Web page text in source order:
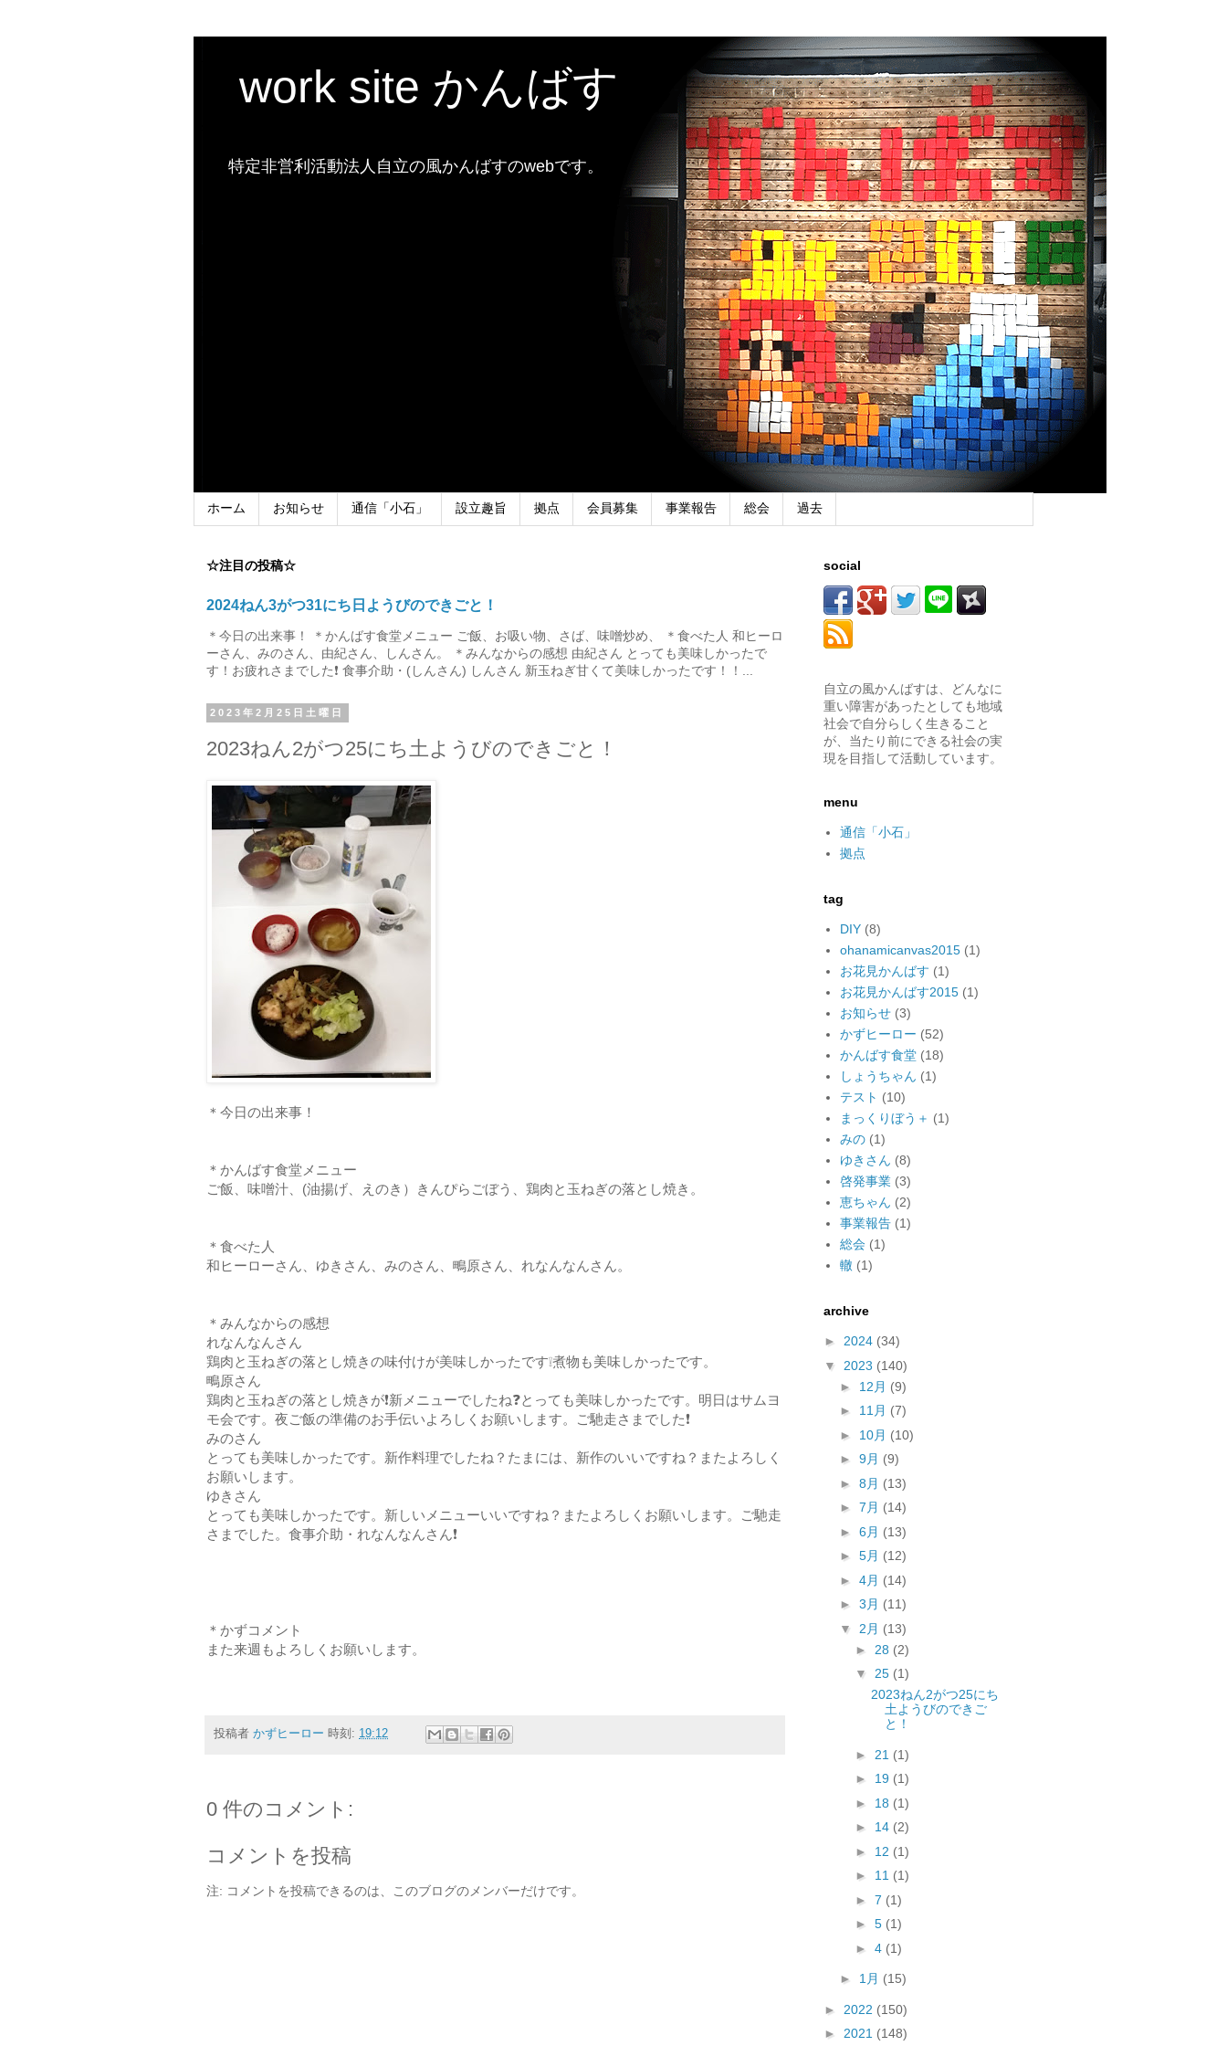
work site かんばす
特定非営利活動法人自立の風かんばすのwebです。
ホーム お知らせ 通信「小石」 設立趣旨 拠点 会員募集 事業報告 総会 過去
☆注目の投稿☆
2024ねん3がつ31にち日ようびのできごと！
＊今日の出来事！ ＊かんばす食堂メニュー ご飯、お吸い物、さば、味噌炒め、 ＊食べた人 和ヒーロ
ーさん、みのさん、由紀さん、しんさん。 ＊みんなからの感想 由紀さん とっても美味しかったで
す！お疲れさまでした❗ 食事介助・(しんさん) しんさん 新玉ねぎ甘くて美味しかったです！！...
2023年2月25日土曜日
2023ねん2がつ25にち土ようびのできごと！
＊今日の出来事！
＊かんばす食堂メニュー
ご飯、味噌汁、(油揚げ、えのき）きんぴらごぼう、鶏肉と玉ねぎの落とし焼き。
＊食べた人
和ヒーローさん、ゆきさん、みのさん、鴫原さん、れなんなんさん。
＊みんなからの感想
れなんなんさん
鶏肉と玉ねぎの落とし焼きの味付けが美味しかったです❕煮物も美味しかったです。
鴫原さん
鶏肉と玉ねぎの落とし焼きが❗新メニューでしたね❓とっても美味しかったです。明日はサムヨ
モ会です。夜ご飯の準備のお手伝いよろしくお願いします。ご馳走さまでした❗
みのさん
とっても美味しかったです。新作料理でしたね？たまには、新作のいいですね？またよろしく
お願いします。
ゆきさん
とっても美味しかったです。新しいメニューいいですね？またよろしくお願いします。ご馳走
さまでした。食事介助・れなんなんさん❗
＊かずコメント
また来週もよろしくお願いします。
投稿者 かずヒーロー 時刻: 19:12
0 件のコメント:
コメントを投稿
注: コメントを投稿できるのは、このブログのメンバーだけです。
social
自立の風かんばすは、どんなに
重い障害があったとしても地域
社会で自分らしく生きること
が、当たり前にできる社会の実
現を目指して活動しています。
menu
通信「小石」
拠点
tag
DIY (8)
ohanamicanvas2015 (1)
お花見かんばす (1)
お花見かんばす2015 (1)
お知らせ (3)
かずヒーロー (52)
かんばす食堂 (18)
しょうちゃん (1)
テスト (10)
まっくりぼう＋ (1)
みの (1)
ゆきさん (8)
啓発事業 (3)
恵ちゃん (2)
事業報告 (1)
総会 (1)
轍 (1)
archive
► 2024 (34)
▼ 2023 (140)
► 12月 (9)
► 11月 (7)
► 10月 (10)
► 9月 (9)
► 8月 (13)
► 7月 (14)
► 6月 (13)
► 5月 (12)
► 4月 (14)
► 3月 (11)
▼ 2月 (13)
► 28 (2)
▼ 25 (1)
2023ねん2がつ25にち
土ようびのできご
と！
► 21 (1)
► 19 (1)
► 18 (1)
► 14 (2)
► 12 (1)
► 11 (1)
► 7 (1)
► 5 (1)
► 4 (1)
► 1月 (15)
► 2022 (150)
► 2021 (148)